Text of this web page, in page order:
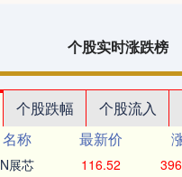
个股实时涨跌榜
个股跌幅 个股流入
名称 最新价
N展芯 116.52